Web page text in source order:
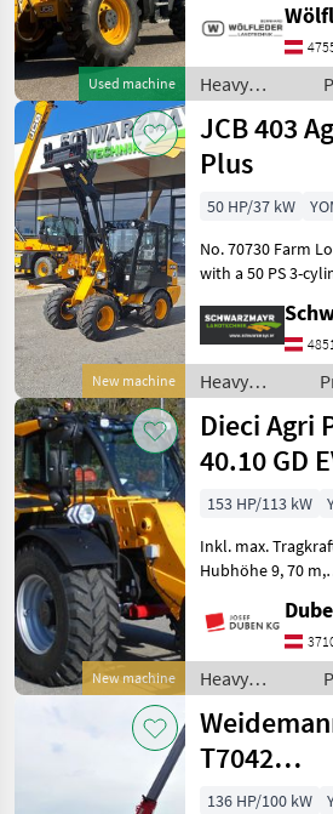
Used machine
Verriegelung MOTOR -
Abgasnorm Tier
IIIB - Hersteller
Hubraum Liter 4,
Zylinderanzahl
Heavy
equipment/
construction
machines /
JCB
New machine
JCB 403
Plus
50 HP/37 kW
No. 70730 Farm Loader -
with a 50 PS 3-
displacement of
- with a lift height
mm measured at
machine’s pivot
Heavy
equipment/
construction
machines /
JCB
New machine
Dieci Agri
40.10 GD
153 HP/113 kW
Inkl. max.
Hubhöhe 9, 70 m,
Vario-
zwei
Fahrmodi, elektronisches
Inch-Pedal, Joy
Heavy
equipment/
construction
machines /
Dieci
T7042
136 HP/100 kW